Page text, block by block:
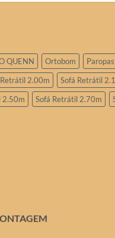
QUENN Ortobom Paropas
2.00m
Sofá Retrátil
2.50m Sofá Retrátil 2.70m